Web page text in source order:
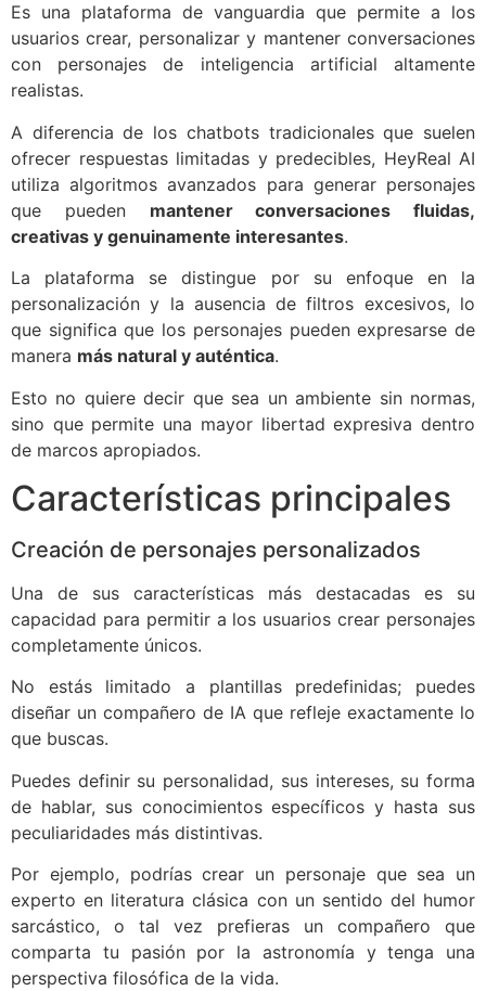
Es una plataforma de vanguardia que permite a los
usuarios crear, personalizar y mantener conversaciones
con personajes de inteligencia artificial altamente
realistas.
A diferencia de los chatbots tradicionales que suelen
ofrecer respuestas limitadas y predecibles, HeyReal AI
utiliza algoritmos avanzados para generar personajes
que pueden mantener conversaciones fluidas,
creativas y genuinamente interesantes.
La plataforma se distingue por su enfoque en la
personalización y la ausencia de filtros excesivos, lo
que significa que los personajes pueden expresarse de
manera más natural y auténtica.
Esto no quiere decir que sea un ambiente sin normas,
sino que permite una mayor libertad expresiva dentro
de marcos apropiados.
Características principales
Creación de personajes personalizados
Una de sus características más destacadas es su
capacidad para permitir a los usuarios crear personajes
completamente únicos.
No estás limitado a plantillas predefinidas; puedes
diseñar un compañero de IA que refleje exactamente lo
que buscas.
Puedes definir su personalidad, sus intereses, su forma
de hablar, sus conocimientos específicos y hasta sus
peculiaridades más distintivas.
Por ejemplo, podrías crear un personaje que sea un
experto en literatura clásica con un sentido del humor
sarcástico, o tal vez prefieras un compañero que
comparta tu pasión por la astronomía y tenga una
perspectiva filosófica de la vida.